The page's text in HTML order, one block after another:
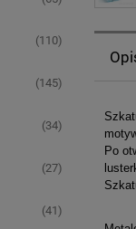
(110)
(145)
(34)
(27)
(41)
Po